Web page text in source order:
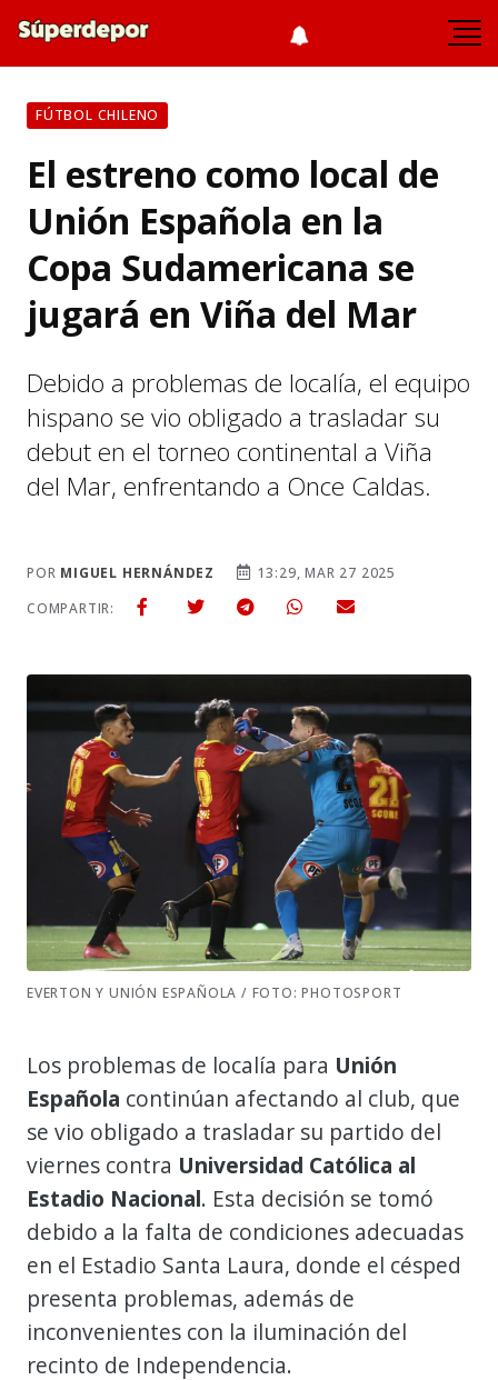
FÚTBOL CHILENO
El estreno como local de
Unión Española en la
Copa Sudamericana se
jugará en Viña del Mar
Debido a problemas de localía, el equipo
hispano se vio obligado a trasladar su
debut en el torneo continental a Viña
del Mar, enfrentando a Once Caldas.
POR MIGUEL HERNÁNDEZ
13:29, MAR 27 2025
COMPARTIR:
EVERTON Y UNIÓN ESPAÑOLA / FOTO: PHOTOSPORT
Los problemas de localía para Unión
Española continúan afectando al club, que
se vio obligado a trasladar su partido del
viernes contra Universidad Católica al
Estadio Nacional. Esta decisión se tomó
debido a la falta de condiciones adecuadas
en el Estadio Santa Laura, donde el césped
presenta problemas, además de
inconvenientes con la iluminación del
recinto de Independencia.